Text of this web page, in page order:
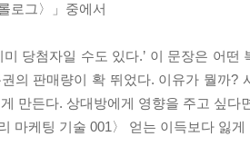
로그〉」중에서
미 당첨자일 수도 있다.’ 이 문장은 어
의 판매량이 확 뛰었다. 이유가 뭘까?
만든다. 상대방에게 영향을 주고 싶다
마케팅 기술 001〉 얻는 이득보다 잃